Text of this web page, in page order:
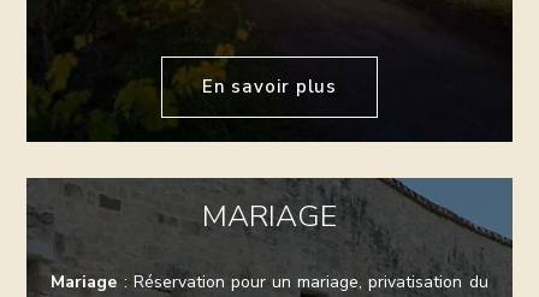
En savoir plus
MARIAGE
Mariage : Réservation pour un mariage, privatisation du